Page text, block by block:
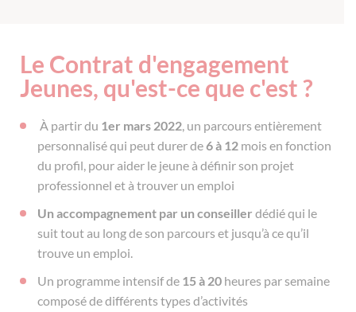
Le Contrat d'engagement
Jeunes, qu'est-ce que c'est ?
À partir du 1er mars 2022, un parcours entièrement
personnalisé qui peut durer de6 à 12 mois en fonction
du profil, pour aider le jeune à définir son projet
professionnel et à trouver un emploi
Un accompagnement par un conseiller dédié qui le
suit tout au long de son parcours et jusqu’à ce qu’il
trouve un emploi.
Un programme intensif de 15 à 20 heures par semaine
composé de différents types d’activités